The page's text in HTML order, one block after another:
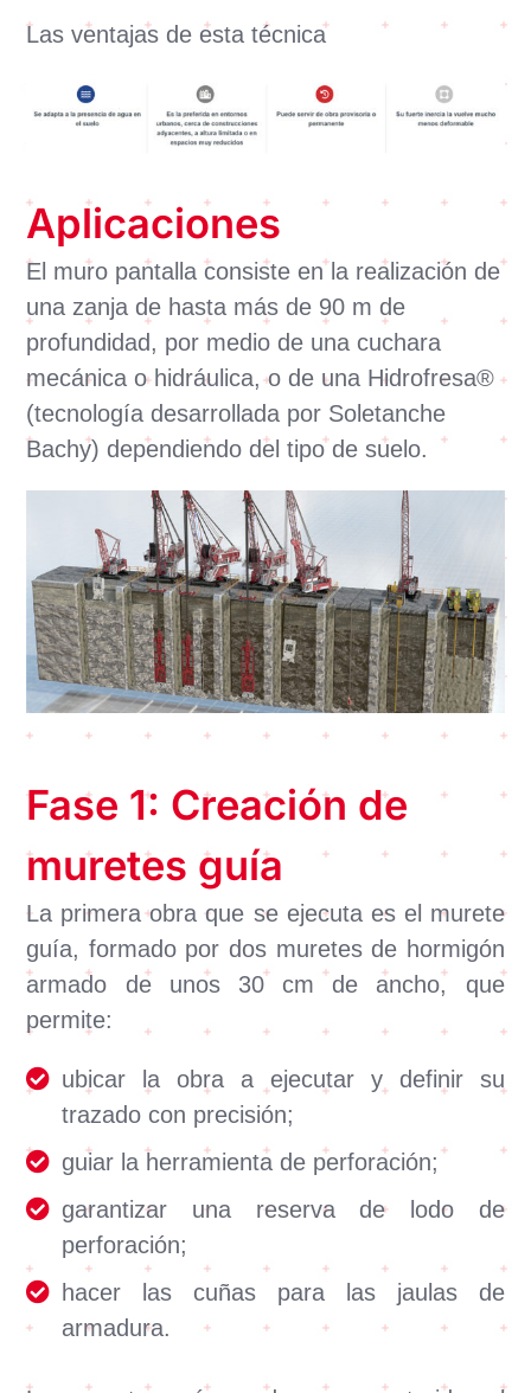
Las ventajas de esta técnica
Aplicaciones
El muro pantalla consiste en la realización de
una zanja de hasta más de 90 m de
profundidad, por medio de una cuchara
mecánica o hidráulica, o de una Hidrofresa®
(tecnología desarrollada por Soletanche
Bachy) dependiendo del tipo de suelo.
Fase 1: Creación de
muretes guía
La primera obra que se ejecuta es el murete
guía, formado por dos muretes de hormigón
armado de unos 30 cm de ancho, que
permite:
ubicar la obra a ejecutar y definir su
trazado con precisión;
guiar la herramienta de perforación;
garantizar una reserva de lodo de
perforación;
hacer las cuñas para las jaulas de
armadura.